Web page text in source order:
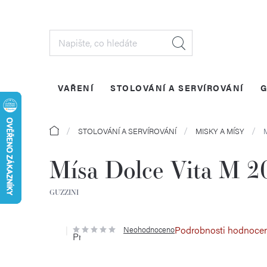
VAŘENÍ STOLOVÁNÍ A SERVÍROVÁNÍ
DomůSTOLOVÁNÍ A SERVÍROVÁNÍ MISKY A MÍSY
Mísa Dolce Vita M
GUZZINI
Průměrné
hodnocení
NeohodnocenoPodrobnosti